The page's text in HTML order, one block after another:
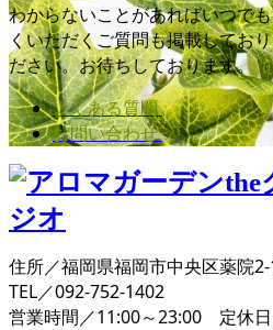
わからないことがあればいつで
くいただくご質問も掲載してお
ださい。お待ちしております。
よくある質問
お問い合わせ
住所／福岡県福岡市中央区薬院
TEL／092-752-1402
営業時間／11:00～23:00 定休日